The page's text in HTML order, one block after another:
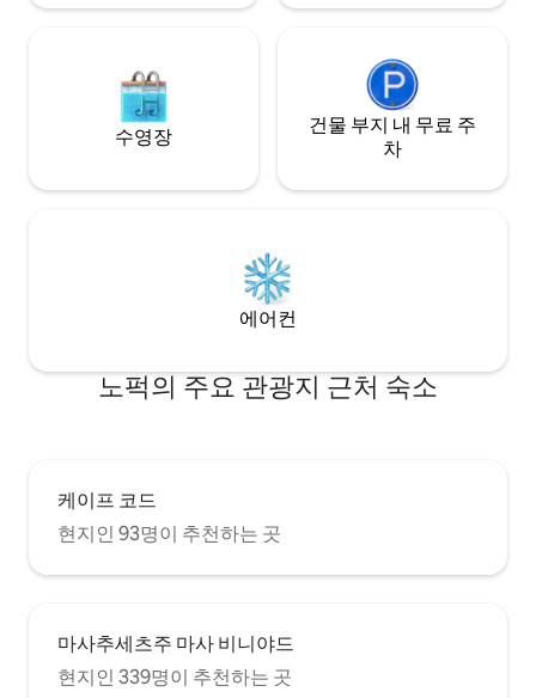
수영장
건물 부지 내 무료 주
차
에어컨
노퍽의 주요 관광지 근처 숙소
케이프 코드
현지인 93명이 추천하는 곳
마사추세츠주 마사 비니야드
현지인 339명이 추천하는 곳